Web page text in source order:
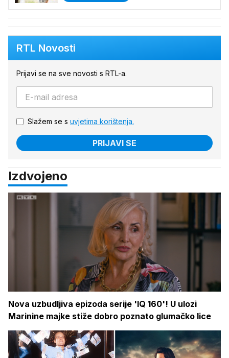
RTL Novosti
Prijavi se na sve novosti s RTL-a.
Slažem se s uvjetima korištenja.
PRIJAVI SE
Izdvojeno
Nova uzbudljiva epizoda serije 'IQ 160'! U ulozi
Marinine majke stiže dobro poznato glumačko lice